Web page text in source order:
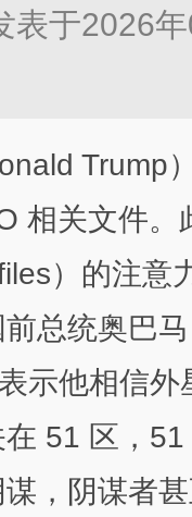
表于2026
Trump
相关文件
）的注意
总统奥巴
示他相信
51 区，
，阴谋者